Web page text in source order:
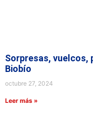
Sorpresas, vuelcos,
Biobío
octubre 27, 2024
Leer más »